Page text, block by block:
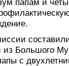
папам и
из Большого
с